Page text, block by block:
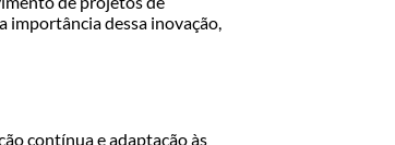
importância dessa inovação,
contínua e adaptação às